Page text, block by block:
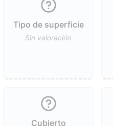
Tipo de superficie
Sin valoración
Cubierto